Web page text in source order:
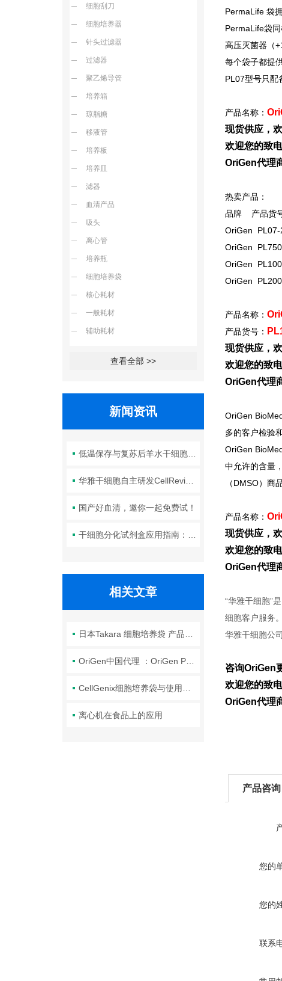
细胞刮刀
细胞培养器
针头过滤器
过滤器
聚乙烯导管
培养箱
琼脂糖
移液管
培养板
培养皿
滤器
血清产品
吸头
离心管
培养瓶
细胞培养袋
核心耗材
一般耗材
辅助耗材
查看全部 >>
新闻资讯
国产好血清，邀你一起免费试！
相关文章
离心机在食品上的应用
PermaLife袋
PermaLife袋
高压灭菌器（
每个袋子都提
PL07型号只配
产品名称：
现货供应，
欢迎您的
OriGen代理
热卖产品：
品牌 产品货
OriGen
OriGen
OriGen
OriGen
产品名称：
产品货号：
现货供应，
欢迎您的
OriGen代理
OriGen
多的客户检验
OriGen
中允许的含量
（DMSO）商
产品名称：
现货供应，
欢迎您的
OriGen代理
“华雅干细胞”
细胞客户服务
华雅干细胞公
咨询OriGen
欢迎您的
OriGen代理
产品咨询
您的
您的
联系